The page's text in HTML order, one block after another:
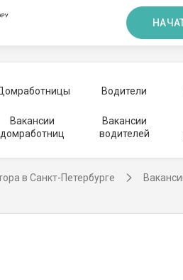
Водители
Вакансии
домработниц
Вакансии
водителей
в Санкт-Петербурге